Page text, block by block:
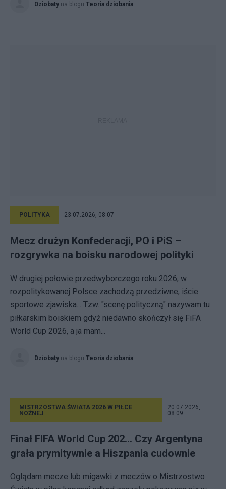
Dziobaty na blogu Teoria dziobania
POLITYKA 23.07.2026, 08:07
Mecz drużyn Konfederacji, PO i PiS –
rozgrywka na boisku narodowej polityki
W drugiej połowie przedwyborczego roku 2026, w
rozpolitykowanej Polsce zachodzą przedziwne, iście
sportowe zjawiska... Tzw. "scenę polityczną" nazywam tu
piłkarskim boiskiem gdyż niedawno skończył się FiFA
World Cup 2026, a ja mam...
Dziobaty na blogu Teoria dziobania
MISTRZOSTWA ŚWIATA 2026 W PIŁCE
NOŻNEJ
20.07.2026,
08:09
Finał FIFA World Cup 202... Czy Argentyna
grała prymitywnie a Hiszpania cudownie
Oglądam mecze lub migawki z meczów o Mistrzostwo